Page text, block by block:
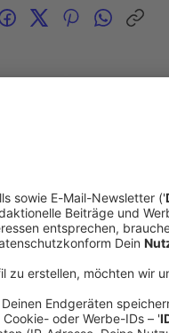
Stirn, eine
Warm‑Up beim
nimmt die heilende
Rescue Squads.
… WERBUNG Hier gibt
und „NotAufnahme“: